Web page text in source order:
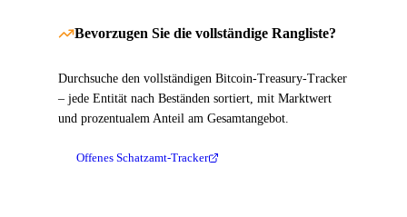
Bevorzugen Sie die vollständige Rangliste?
Durchsuche den vollständigen Bitcoin-Treasury-Tracker
– jede Entität nach Beständen sortiert, mit Marktwert
und prozentualem Anteil am Gesamtangebot.
Offenes Schatzamt-Tracker